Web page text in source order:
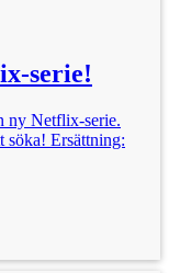
serie!
ny Netflix-serie.
söka! Ersättning: